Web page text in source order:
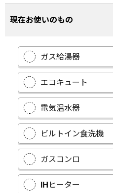
現在お使いのもの
ガス給湯器
エコキュート
電気温水器
ビルトイン食洗機
ガスコンロ
IHヒーター